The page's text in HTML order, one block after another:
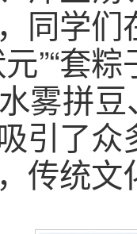
同学
”“套
雾拼
引了
传统